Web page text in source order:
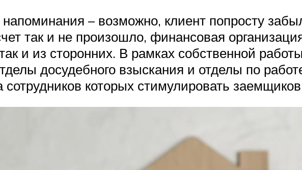
– возможно, клиент попросту
так и не произошло, финансовая
и из сторонних. В рамках собственной
досудебного взыскания и отделы по
сотрудников которых стимулировать